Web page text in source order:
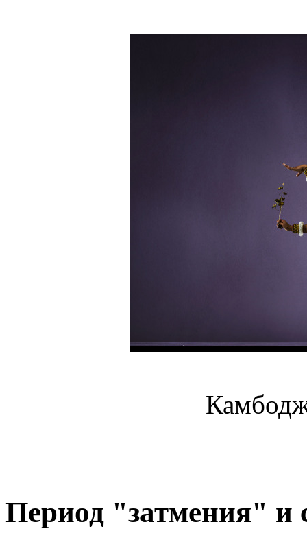
Период "затмения" и